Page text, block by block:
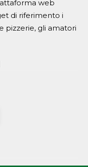
web
di riferimento i
pizzerie, gli amatori